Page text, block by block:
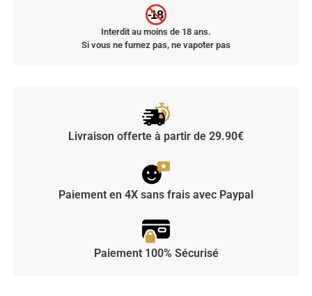
-18
Interdit au moins de 18 ans.
Si vous ne fumez pas, ne vapoter pas
Livraison offerte à partir de 29.90€
Paiement en 4X sans frais avec Paypal
Paiement 100% Sécurisé